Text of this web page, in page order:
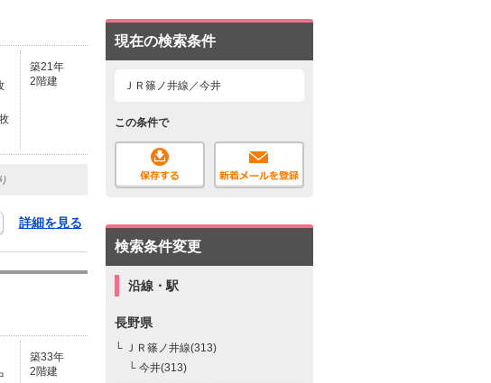
築21年
2階建
詳細を見る
築33年
2階建
現在の検索条件
ＪＲ篠ノ井線／今井
この条件で
検索条件変更
沿線・駅
長野県
└ ＪＲ篠ノ井線(313)
└ 今井(313)